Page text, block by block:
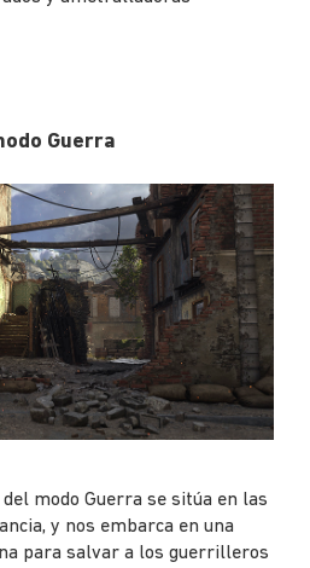
Guerra
modo Guerra se sitúa en las
y nos embarca en una
para salvar a los guerrilleros